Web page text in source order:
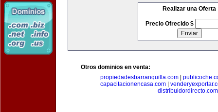
Realizar una Oferta
Precio Ofrecido $
Otros dominios en venta:
propiedadesbarranquilla.com
capacitacionencasa.com|
distribuidordirecto.com